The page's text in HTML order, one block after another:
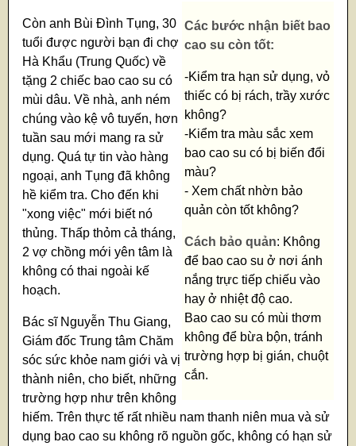
Các bước nhận biết bao
cao su còn tốt:
-Kiểm tra hạn sử dụng, vỏ
thiếc có bị rách, trầy xước
không?
-Kiểm tra màu sắc xem
bao cao su có bị biến đổi
màu?
- Xem chất nhờn bảo
quản còn tốt không?
Cách bảo quản: Không
để bao cao su ở nơi ánh
nắng trực tiếp chiếu vào
hay ở nhiệt độ cao.
Bao cao su có mùi thơm
không để bừa bộn, tránh
trường hợp bị gián, chuột
cắn.
Còn anh Bùi Đình Tụng, 30
tuổi được người bạn đi chợ
Hà Khẩu (Trung Quốc) về
tặng 2 chiếc bao cao su có
mùi dâu. Về nhà, anh ném
chúng vào kệ vô tuyến, hơn
tuần sau mới mang ra sử
dụng. Quá tự tin vào hàng
ngoại, anh Tụng đã không
hề kiểm tra. Cho đến khi
"xong việc" mới biết nó
thủng. Thấp thỏm cả tháng,
2 vợ chồng mới yên tâm là
không có thai ngoài kế
hoạch.
Bác sĩ Nguyễn Thu Giang,
Giám đốc Trung tâm Chăm
sóc sức khỏe nam giới và vị
thành niên, cho biết, những
trường hợp như trên không
hiếm. Trên thực tế rất nhiều nam thanh niên mua và sử
dụng bao cao su không rõ nguồn gốc, không có hạn sử